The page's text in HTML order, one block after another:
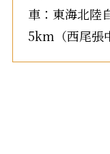
車：東海北陸
5km（西尾張